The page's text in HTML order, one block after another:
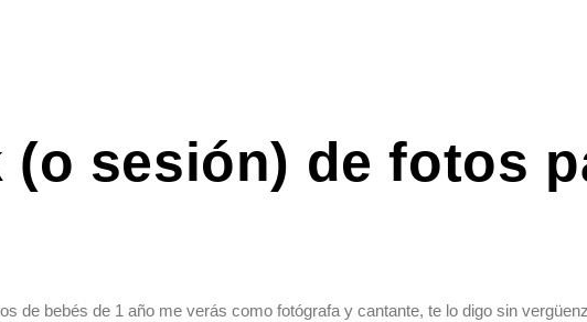
(o sesión) de fotos
de bebés de 1 año me verás como fotógrafa y cantante, te lo digo sin